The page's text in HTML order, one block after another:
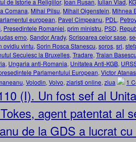
de Istorie a Religiilor, Ioan Rusan, Iulian Vlad,
Comana, Mihai Pilsu, Mihail Oigenstein, Mihnea
european, Pavel Cimpeanu, PDL , Petrov
, Presedintele Romaniei, prim ministru, PSD,
erno, Sandor Arady, Scrisoarea celor sase,
ovidiu vintu, Sorin Rosca Stanescu, soros, sri,
Secuiesc la Bruxelles, Tradare, Traian
, Ungaria anti-Romania, Unitatea Anti-KGB,
Parlamentului European, Victor
, Volodin, Volvo, ziaristi online, ziua 1
(I). Un fost sef al
agent patentat al
de la GDS a lucrat